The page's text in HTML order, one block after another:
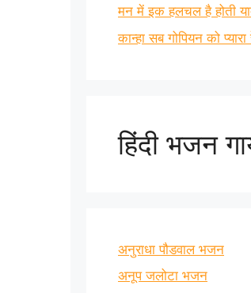
मन में इक हलचल है होती
कान्हा सब गोपियन को प्यारा
हिंदी भजन
अनुराधा पौडवाल भजन
अनूप जलोटा भजन